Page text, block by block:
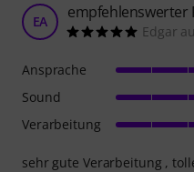
EA empfehlenswerter
Edgar
sehr gute Verarbeitung ,
Ansprache
Sound
Verarbeitung